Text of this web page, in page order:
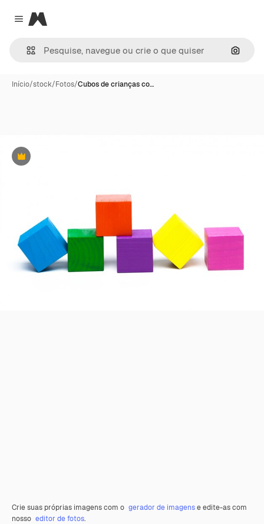
Close menu
Magnific
Início/stock/Fotos/Cubos de crianças co…
Premium
Crie suas próprias imagens com o gerador de imagense edite-as com
nosso editor de fotos.